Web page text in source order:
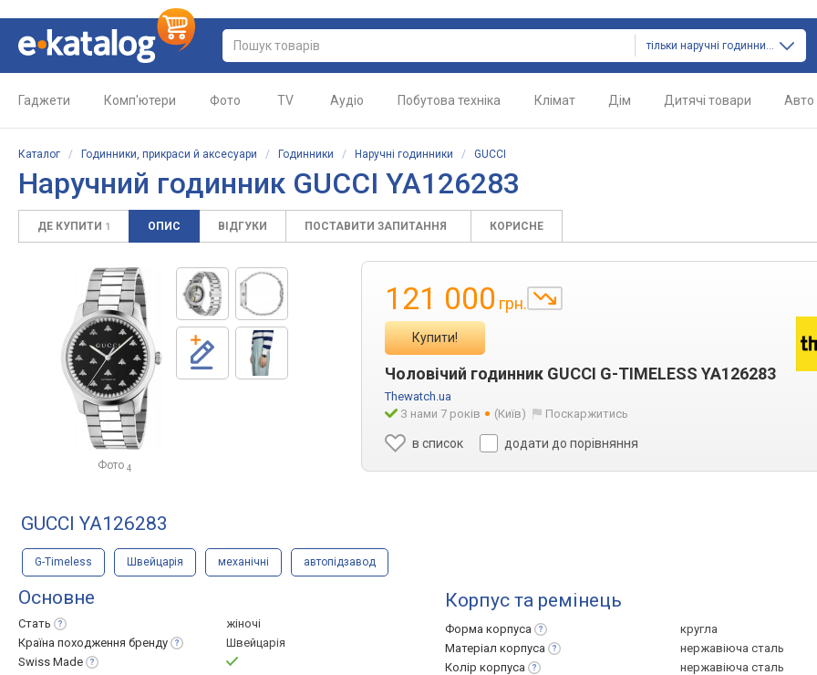
тільки наручні годинники
Гаджети Комп'ютери Фото TV Аудіо Побутова техніка Клімат Дім Дитячі товари Авто
Каталог / Годинники, прикраси й аксесуари / Годинники / Наручні годинники / GUCCI
Наручний годинник GUCCI YA126283
ДЕ КУПИТИ 1 ОПИС ВІДГУКИ ПОСТАВИТИ ЗАПИТАННЯ КОРИСНЕ
Фото 4
121 000 грн.
Купити!
Чоловічий годинник GUCCI G-TIMELESS YA126283
Thewatch.ua
З нами 7 років
(Київ) Поскаржитись
в список додати до порівняння
GUCCI YA126283
G-Timeless Швейцарія механічні автопідзавод
Основне
Стать
жіночі
Країна походження бренду
Швейцарія
Swiss Made
Корпус та ремінець
Форма корпуса
кругла
Матеріал корпуса
нержавіюча сталь
Колір корпуса
нержавіюча сталь